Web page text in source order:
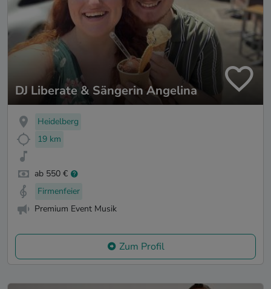
DJ Liberate & Sängerin Angelina
Heidelberg
19 km
ab 550 €
Firmenfeier
Premium Event Musik
Zum Profil